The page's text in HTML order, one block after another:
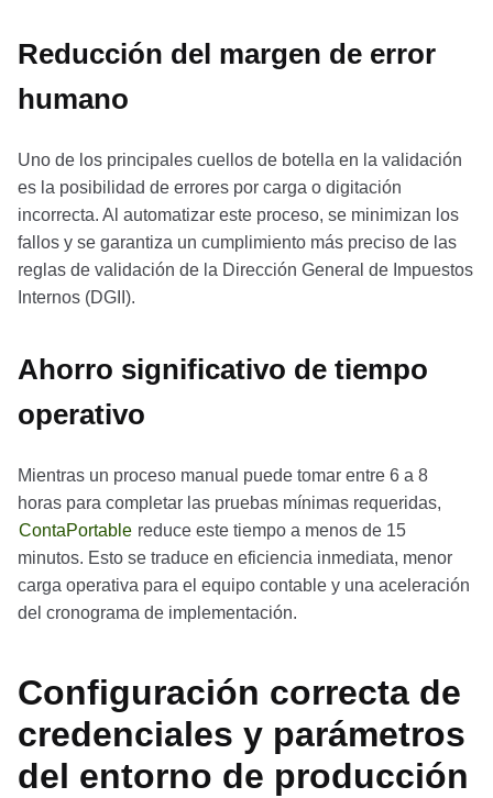
Reducción del margen de error
humano
Uno de los principales cuellos de botella en la validación
es la posibilidad de errores por carga o digitación
incorrecta. Al automatizar este proceso, se minimizan los
fallos y se garantiza un cumplimiento más preciso de las
reglas de validación de la Dirección General de Impuestos
Internos (DGII).
Ahorro significativo de tiempo
operativo
Mientras un proceso manual puede tomar entre 6 a 8
horas para completar las pruebas mínimas requeridas,
ContaPortable reduce este tiempo a menos de 15
minutos. Esto se traduce en eficiencia inmediata, menor
carga operativa para el equipo contable y una aceleración
del cronograma de implementación.
Configuración correcta de
credenciales y parámetros
del entorno de producción